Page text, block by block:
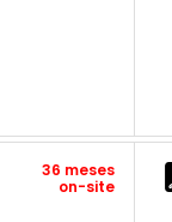
36 meses
on-site